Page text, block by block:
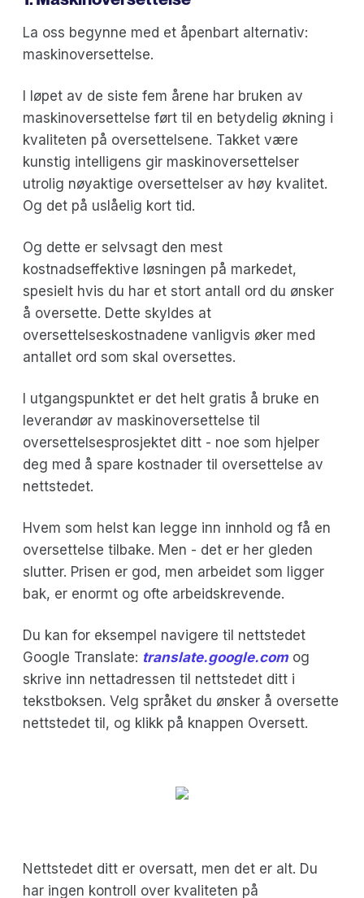
La oss begynne med et åpenbart alternativ:
maskinoversettelse.
I løpet av de siste fem årene har bruken av
maskinoversettelse ført til en betydelig økning i
kvaliteten på oversettelsene. Takket være
kunstig intelligens gir maskinoversettelser
utrolig nøyaktige oversettelser av høy kvalitet.
Og det på uslåelig kort tid.
Og dette er selvsagt den mest
kostnadseffektive løsningen på markedet,
spesielt hvis du har et stort antall ord du ønsker
å oversette. Dette skyldes at
oversettelseskostnadene vanligvis øker med
antallet ord som skal oversettes.
I utgangspunktet er det helt gratis å bruke en
leverandør av maskinoversettelse til
oversettelsesprosjektet ditt - noe som hjelper
deg med å spare kostnader til oversettelse av
nettstedet.
Hvem som helst kan legge inn innhold og få en
oversettelse tilbake. Men - det er her gleden
slutter. Prisen er god, men arbeidet som ligger
bak, er enormt og ofte arbeidskrevende.
Du kan for eksempel navigere til nettstedet
Google Translate: translate.google.com og
skrive inn nettadressen til nettstedet ditt i
tekstboksen. Velg språket du ønsker å oversette
nettstedet til, og klikk på knappen Oversett.
Nettstedet ditt er oversatt, men det er alt. Du
har ingen kontroll over kvaliteten på